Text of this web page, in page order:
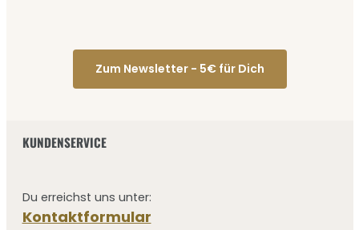
Zum Newsletter - 5€ für Dich
KUNDENSERVICE
Du erreichst uns unter:
Kontaktformular